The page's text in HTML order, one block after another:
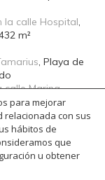
para mejorar
relacionada con sus
hábitos de
que
u obtener
la calle Hospital,
m²
, Playa de
calle Marina,
/ Construido
1724 m² /
819 807 |